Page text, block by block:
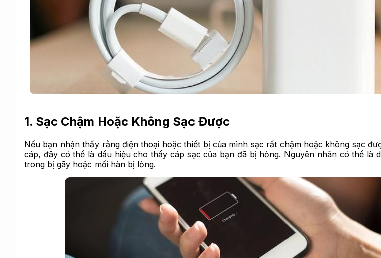
1. Sạc Chậm Hoặc Không Sạc Được
Nếu bạn nhận thấy rằng điện thoại hoặc thiết bị của mình sạc rất chậm hoặc không sạc
cáp, đây có thể là dấu hiệu cho thấy cáp sạc của bạn đã bị hỏng. Nguyên nhân có thể là
trong bị gãy hoặc mối hàn bị lỏng.